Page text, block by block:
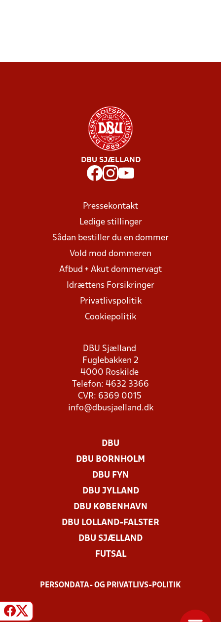
DBU SJÆLLAND
Pressekontakt
Ledige stillinger
Sådan bestiller du en dommer
Vold mod dommeren
Afbud + Akut dommervagt
Idrættens Forsikringer
Privatlivspolitik
Cookiepolitik
DBU Sjælland
Fuglebakken 2
4000 Roskilde
Telefon: 4632 3366
CVR: 6369 0015
info@dbusjaelland.dk
DBU
DBU BORNHOLM
DBU FYN
DBU JYLLAND
DBU KØBENHAVN
DBU LOLLAND-FALSTER
DBU SJÆLLAND
FUTSAL
PERSONDATA- OG PRIVATLIVS-POLITIK